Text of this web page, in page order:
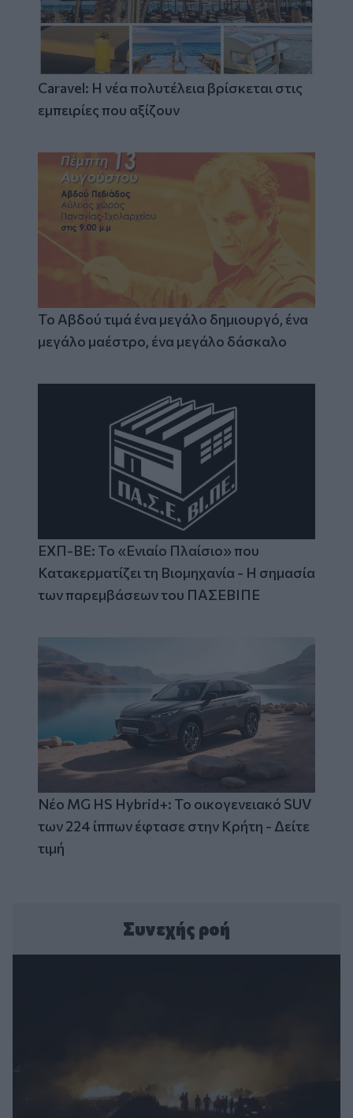
Caravel: Η νέα πολυτέλεια βρίσκεται στις
εμπειρίες που αξίζουν
Το Αβδού τιμά ένα μεγάλο δημιουργό, ένα
μεγάλο μαέστρο, ένα μεγάλο δάσκαλο
ΕΧΠ-ΒΕ: Το «Ενιαίο Πλαίσιο» που
Κατακερματίζει τη Βιομηχανία - Η σημασία
των παρεμβάσεων του ΠΑΣΕΒΙΠΕ
Νέο MG HS Hybrid+: Το οικογενειακό SUV
των 224 ίππων έφτασε στην Κρήτη - Δείτε
τιμή
Συνεχής ροή